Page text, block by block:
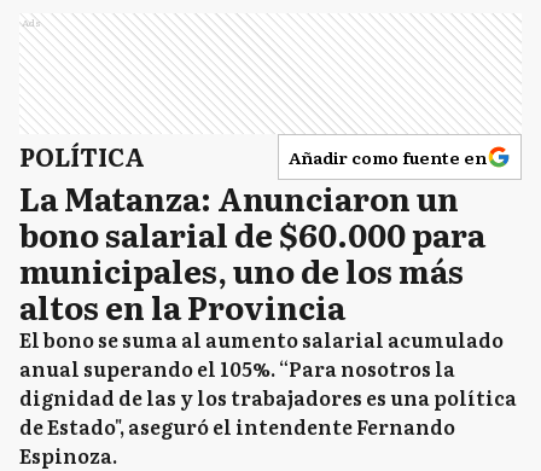
Ads
POLÍTICA Añadir como fuente en
La Matanza: Anunciaron un
bono salarial de $60.000 para
municipales, uno de los más
altos en la Provincia
El bono se suma al aumento salarial acumulado
anual superando el 105%. “Para nosotros la
dignidad de las y los trabajadores es una política
de Estado", aseguró el intendente Fernando
Espinoza.